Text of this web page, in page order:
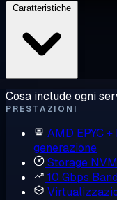
Cosa include ogni
PRESTAZIONI
AMD EPYC +
generazione
Storage
10 Gbps